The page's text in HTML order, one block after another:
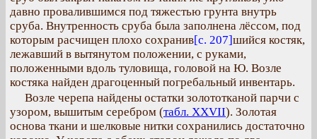
давно провалившимся под тяжестью грунта внутрь
сруба. Внутренность сруба была заполнена лёссом, под
которым расчищен плохо сохранив[с. 207]шийся костяк,
лежавший в вытянутом положении, с руками,
положенными вдоль туловища, головой на Ю. Возле
костяка найден драгоценный погребальный инвентарь.
Возле черепа найдены остатки золототканой парчи с
узором, вышитым серебром (табл. XXVII). Золотая
основа ткани и шелковые нитки сохранились достаточно